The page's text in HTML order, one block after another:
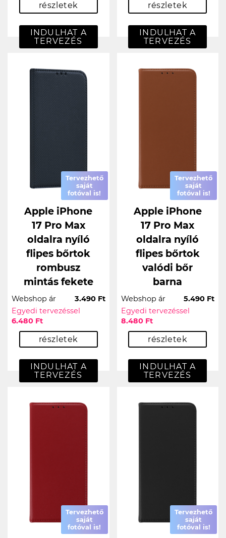
részletek
INDULHAT A
TERVEZÉS
részletek
INDULHAT A
TERVEZÉS
Tervezhető
saját
fotóval is!
Apple iPhone
17 Pro Max
oldalra nyíló
flipes bőrtok
rombusz
mintás fekete
Webshop ár
3.490 Ft
Egyedi tervezéssel
6.480 Ft
részletek
INDULHAT A
TERVEZÉS
Tervezhető
saját
fotóval is!
Apple iPhone
17 Pro Max
oldalra nyíló
flipes bőrtok
valódi bőr
barna
Webshop ár
5.490 Ft
Egyedi tervezéssel
8.480 Ft
részletek
INDULHAT A
TERVEZÉS
Tervezhető
saját
fotóval is!
Tervezhető
saját
fotóval is!